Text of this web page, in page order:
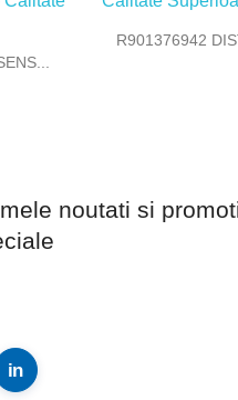

R901376942
noutati si